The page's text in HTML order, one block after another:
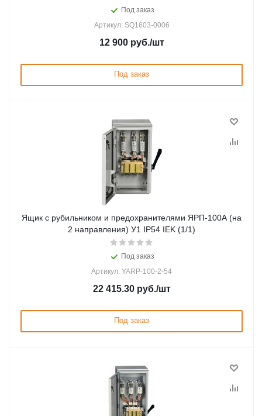
Под заказ
Артикул: SQ1603-0006
12 900руб./шт
Под заказ
Ящик с рубильником и предохранителями ЯРП-100А (на
2 направления) У1 IP54 IEK (1/1)
Под заказ
Артикул: YARP-100-2-54
22 415.30руб./шт
Под заказ